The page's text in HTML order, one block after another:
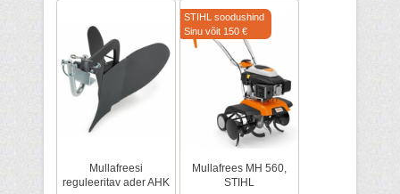
Mullafreesi
reguleeritav ader AHK
STIHL soodushind
Sinu võit 150 €
Mullafrees MH 560,
STIHL